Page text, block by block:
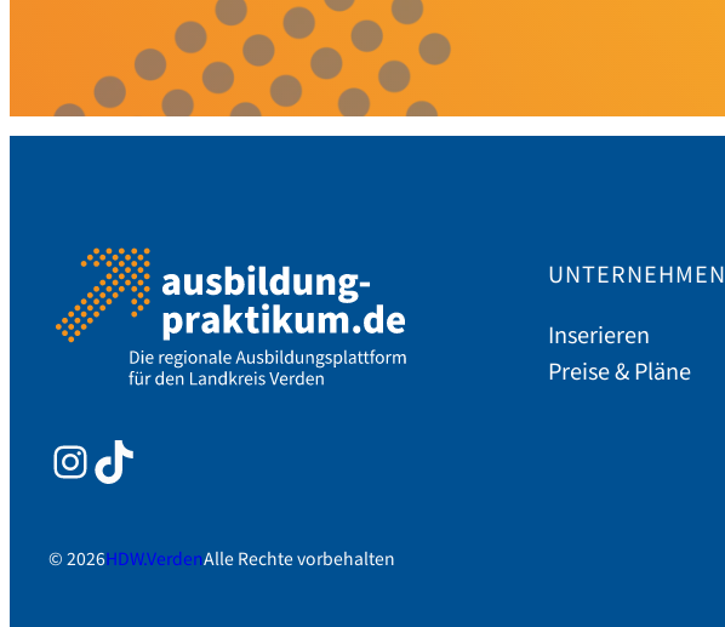
InstagramTikTok
UNTERNEHMEN
Inserieren
Preise & Pläne
© 2026HDW.VerdenAlle Rechte vorbehalten